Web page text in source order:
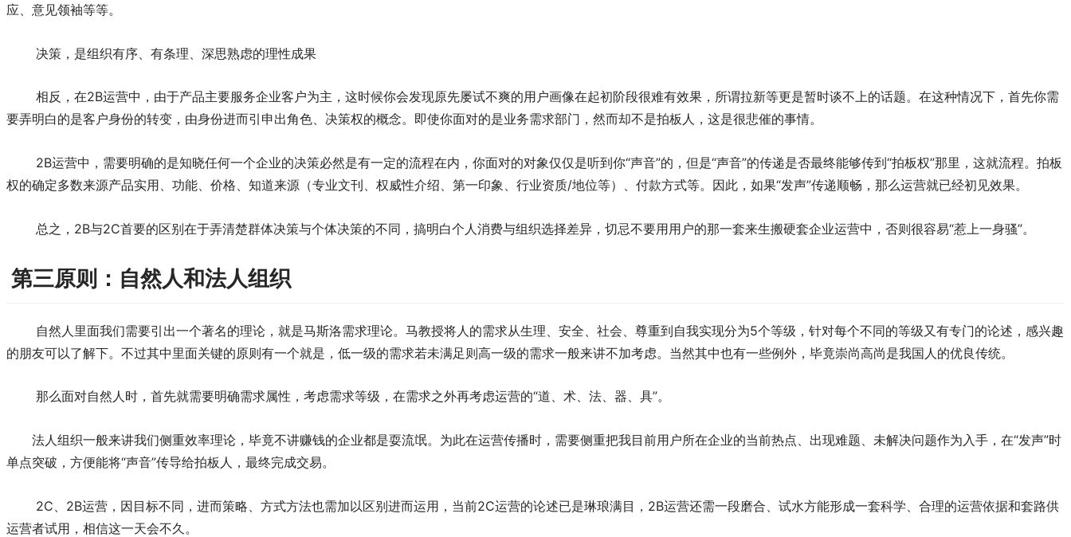
应、意见领袖等等。
决策，是组织有序、有条理、深思熟虑的理性成果
相反，在2B运营中，由于产品主要服务企业客户为主，这时候你会发现原先屡试不爽的用户画像在起初阶段很难有效果，所谓拉新等更是暂时谈不上的话题。在这种情况下，首先你需
要弄明白的是客户身份的转变，由身份进而引申出角色、决策权的概念。即使你面对的是业务需求部门，然而却不是拍板人，这是很悲催的事情。
2B运营中，需要明确的是知晓任何一个企业的决策必然是有一定的流程在内，你面对的对象仅仅是听到你“声音”的，但是“声音”的传递是否最终能够传到“拍板权”那里，这就流程。拍板
权的确定多数来源产品实用、功能、价格、知道来源（专业文刊、权威性介绍、第一印象、行业资质/地位等）、付款方式等。因此，如果“发声”传递顺畅，那么运营就已经初见效果。
总之，2B与2C首要的区别在于弄清楚群体决策与个体决策的不同，搞明白个人消费与组织选择差异，切忌不要用用户的那一套来生搬硬套企业运营中，否则很容易“惹上一身骚”。
第三原则：自然人和法人组织
自然人里面我们需要引出一个著名的理论，就是马斯洛需求理论。马教授将人的需求从生理、安全、社会、尊重到自我实现分为5个等级，针对每个不同的等级又有专门的论述，感兴趣
的朋友可以了解下。不过其中里面关键的原则有一个就是，低一级的需求若未满足则高一级的需求一般来讲不加考虑。当然其中也有一些例外，毕竟崇尚高尚是我国人的优良传统。
那么面对自然人时，首先就需要明确需求属性，考虑需求等级，在需求之外再考虑运营的“道、术、法、器、具”。
法人组织一般来讲我们侧重效率理论，毕竟不讲赚钱的企业都是耍流氓。为此在运营传播时，需要侧重把我目前用户所在企业的当前热点、出现难题、未解决问题作为入手，在“发声”时
单点突破，方便能将“声音”传导给拍板人，最终完成交易。
2C、2B运营，因目标不同，进而策略、方式方法也需加以区别进而运用，当前2C运营的论述已是琳琅满目，2B运营还需一段磨合、试水方能形成一套科学、合理的运营依据和套路供
运营者试用，相信这一天会不久。